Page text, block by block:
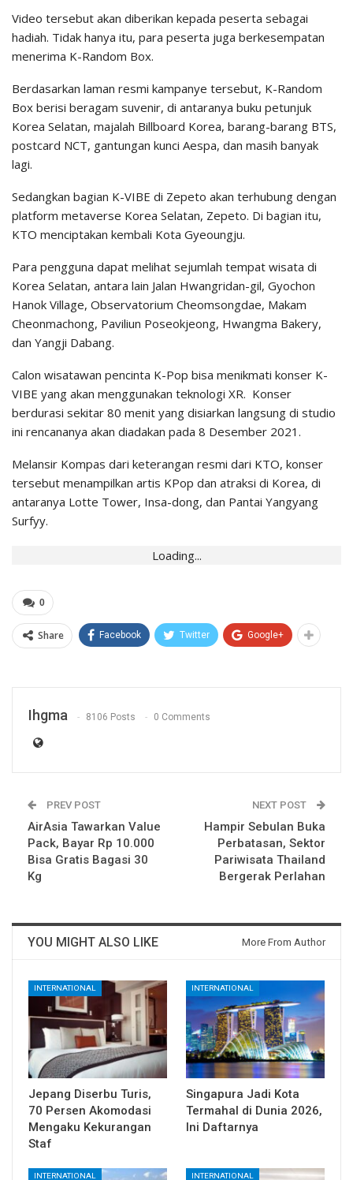
Video tersebut akan diberikan kepada peserta sebagai
hadiah. Tidak hanya itu, para peserta juga berkesempatan
menerima K-Random Box.
Berdasarkan laman resmi kampanye tersebut, K-Random
Box berisi beragam suvenir, di antaranya buku petunjuk
Korea Selatan, majalah Billboard Korea, barang-barang BTS,
postcard NCT, gantungan kunci Aespa, dan masih banyak
lagi.
Sedangkan bagian K-VIBE di Zepeto akan terhubung dengan
platform metaverse Korea Selatan, Zepeto. Di bagian itu,
KTO menciptakan kembali Kota Gyeoungju.
Para pengguna dapat melihat sejumlah tempat wisata di
Korea Selatan, antara lain Jalan Hwangridan-gil, Gyochon
Hanok Village, Observatorium Cheomsongdae, Makam
Cheonmachong, Paviliun Poseokjeong, Hwangma Bakery,
dan Yangji Dabang.
Calon wisatawan pencinta K-Pop bisa menikmati konser K-
VIBE yang akan menggunakan teknologi XR. Konser
berdurasi sekitar 80 menit yang disiarkan langsung di studio
ini rencananya akan diadakan pada 8 Desember 2021.
Melansir Kompas dari keterangan resmi dari KTO, konser
tersebut menampilkan artis KPop dan atraksi di Korea, di
antaranya Lotte Tower, Insa-dong, dan Pantai Yangyang
Surfyy.
Loading...
0
Share Facebook Twitter Google+
Ihgma 8106 Posts 0 Comments
PREV POST
AirAsia Tawarkan Value
Pack, Bayar Rp 10.000
Bisa Gratis Bagasi 30
Kg
NEXT POST
Hampir Sebulan Buka
Perbatasan, Sektor
Pariwisata Thailand
Bergerak Perlahan
YOU MIGHT ALSO LIKE More From Author
INTERNATIONAL
Jepang Diserbu Turis,
70 Persen Akomodasi
Mengaku Kekurangan
Staf
INTERNATIONAL
Singapura Jadi Kota
Termahal di Dunia 2026,
Ini Daftarnya
INTERNATIONAL INTERNATIONAL